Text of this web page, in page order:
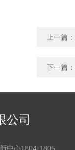
上一篇：
下一篇：
公司